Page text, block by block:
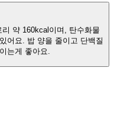
약 160kcal이며, 탄수화물
어요. 밥 양을 줄이고 단백질
는게 좋아요.